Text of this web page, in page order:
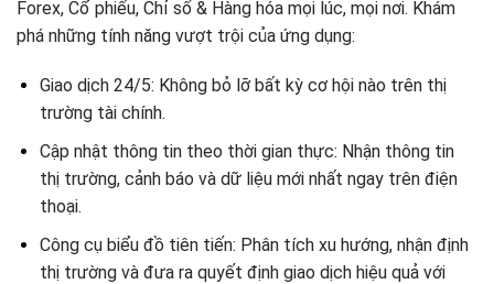
Forex, Cổ phiếu, Chỉ số & Hàng hóa mọi lúc, mọi nơi. Khám
phá những tính năng vượt trội của ứng dụng:
Giao dịch 24/5: Không bỏ lỡ bất kỳ cơ hội nào trên thị
trường tài chính.
Cập nhật thông tin theo thời gian thực: Nhận thông tin
thị trường, cảnh báo và dữ liệu mới nhất ngay trên điện
thoại.
Công cụ biểu đồ tiên tiến: Phân tích xu hướng, nhận định
thị trường và đưa ra quyết định giao dịch hiệu quả với